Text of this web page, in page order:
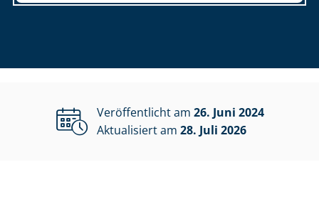
Veröffentlicht am 26. Juni 2024
Aktualisiert am 28. Juli 2026